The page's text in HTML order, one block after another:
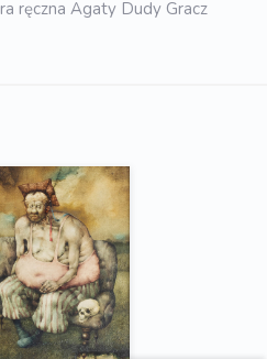
ręczna Agaty Dudy Gracz